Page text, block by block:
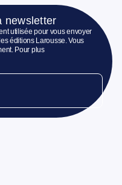
newsletter
utilisée pour vous envoyer
éditions Larousse. Vous
Pour plus